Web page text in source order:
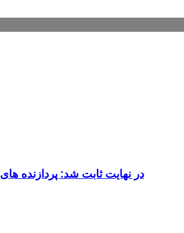
در نهایت ثابت شد: پردازنده های Threadripper با AMD EPYC متفاوت هستند!